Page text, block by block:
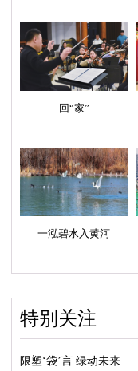
回“家”
一泓碧水入黄河
特别关注
限塑‘袋’言 绿动未来